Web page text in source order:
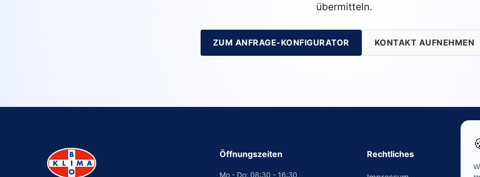
übermitteln.
ZUM ANFRAGE-KONFIGURATOR KONTAKT AUFNEHMEN
Öffnungszeiten
Mo - Do: 08:30 - 16:30
Rechtliches